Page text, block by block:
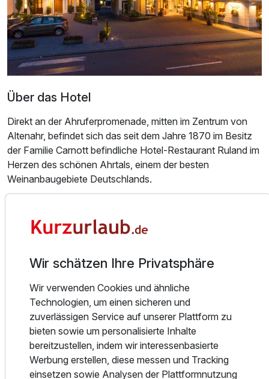
2 Erwachsene und 1 Kind
Über das Hotel
Direkt an der Ahruferpromenade, mitten im Zentrum von
Altenahr, befindet sich das seit dem Jahre 1870 im Besitz
der Familie Carnott befindliche Hotel-Restaurant Ruland im
Herzen des schönen Ahrtals, einem der besten
Weinanbaugebiete Deutschlands.
schöne Ahrtal zu erkunden und gleichzeitig aktiv zu
bleiben. Bei einer Weinprobe oder einer Führung durch die
Trauben, können Besucher einen guten Eindruck dieser
bietet sich hierfür natürlich ganz besonders an. Ergänzen
Sie Ihren Aufenthalt in unserem Hotel im reizvollen Ahrtal
mit einem Besuch der Ahr Thermen in Bad Neuenahr, dann
steht einem erholsamen Urlaub im Ahrtal nichts mehr im
Wege.
Wir schätzen Ihre Privatsphäre
Wir verwenden Cookies und ähnliche
Technologien, um einen sicheren und
zuverlässigen Service auf unserer Plattform zu
bieten sowie um personalisierte Inhalte
bereitzustellen, indem wir interessenbasierte
Werbung erstellen, diese messen und Tracking
einsetzen sowie Analysen der Plattformnutzung